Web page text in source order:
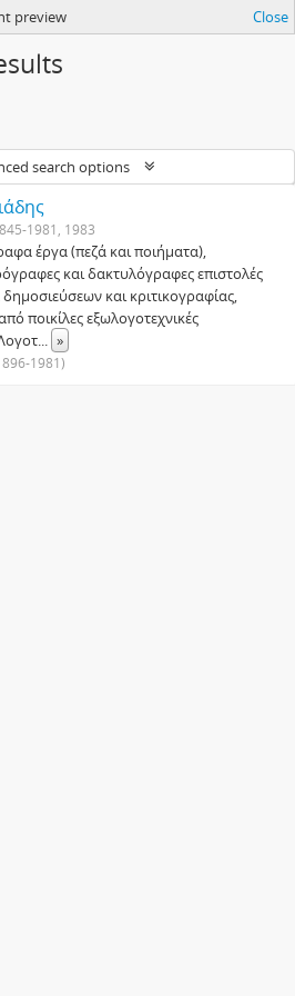
preview Close
search options
1981, 1983
έργα (πεζά και ποιήματα),
και δακτυλόγραφες επιστολές
και κριτικογραφίας,
ποικίλες εξωλογοτεχνικές
... »
1981)